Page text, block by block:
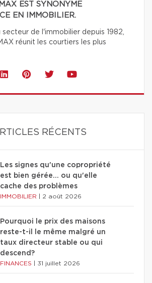
EST SYNONYME
EN IMMOBILIER.
de l'immobilier depuis 1982,
réunit les courtiers les plus
RÉCENTS
Les signes qu'une copropriété
est bien gérée… ou qu'elle
cache des problèmes
IMMOBILIER 2 août 2026
Pourquoi le prix des maisons
reste-t-il le même malgré un
taux directeur stable ou qui
descend?
FINANCES 31 juillet 2026